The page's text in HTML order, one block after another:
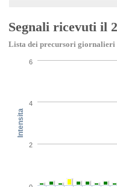
Segnali ricevuti il
Lista dei precursori
Intensita
2
4
6